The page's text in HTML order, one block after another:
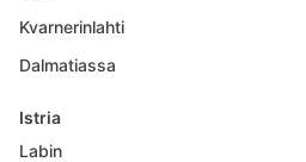
Kvarnerinlahti
Dalmatiassa
Istria
Labin